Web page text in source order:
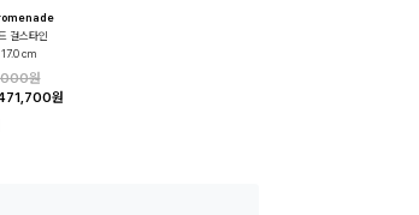
걸스타인
cm
원
원